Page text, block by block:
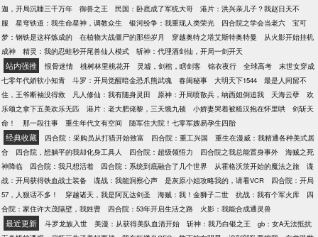
迦，开局沉睡三千万年
御兽之王 民国：卧底成了军统大哥
港片：洪兴亲儿子？我赵日天不
服
星穹铁道：我生命星神，调教众生 银河纷争：我重现人类荣光 四合院之学会当老六
宝可
梦：钢铁是这样炼成的
在植物大战僵尸的那些岁月 穿越奥特之塔艾斯特奥特曼
从火影开始挂机
成神
精灵：我的忍蛙秒开尾兽仙人模式 斩神：代理酒剑仙，开局一剑开天
站内强推 恨骨迷情 桃树林里桃花开 灵墟，剑棺，瞎剑客 锦衣夜行 全球高考
末世女穿成
七零年代娇软小知青
斗罗：开局觉醒暗金恐爪熊武魂 春闺秘事 大明天下1544
最是人间留不
住，王爷断袖没得救
凡人修仙：我有随身灵田 原神：开局喷散兵，纳西妲倒追我 天海云孽
欢
乐颂之拿下五美欢乐无匹
港片：老大肥佬黎，三天饿九顿 小娇妻哭着被糙汉抱在怀里哄
剑斩天
命！
那一段往事 重生年代文有空间 随军住大院！七零军嫂易孕生四胎
经典收藏 四合院：采购员从打猎开始致富 四合院：重工兴国
重生在漫威：我精通各种美式居
合
四合院，想躺平的我却化身工具人 四合院：超级领悟力 四合院之我总能置身事外
海贼之死
神降临
四合院：我只想活着 四合院：系统到底融合了几个世界 从霍格沃茨开始的魔法之旅
谍
战：开局获得铁血战士装备
谍战：我能洞察心声 是灰原小姐攻略我的，请看VCR
四合院：开局
57，人狠话不多！
穿越诸天，我是阿瓦达剑圣 海贼：我！金狮子二世 抗战：我有个军火库
四
合院：家住许大茂隔壁，我姓曹
四合院：53年开启生活之路 火影：我能合成通灵兽
最近更新 斗罗龙族入世 美漫：从获得美队血清开始 斩神：我乃白银之王
gb：女A无法抵抗